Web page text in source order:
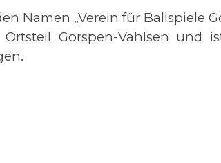
Namen „Verein für Ballspiele
Gorspen-Vahlsen und